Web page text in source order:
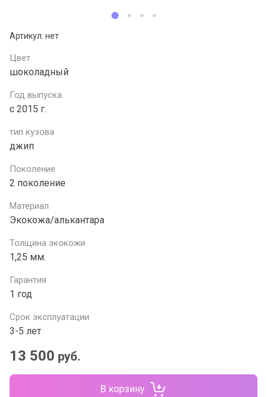
Артикул: нет
Цвет
шоколадный
Год выпуска
с 2015 г.
тип кузова
джип
Поколение
2 поколение
Материал
Экокожа/алькантара
Толщина экокожи
1,25 мм.
Гарантия
1 год
Срок эксплуатации
3-5 лет
13 500 руб.
В корзину